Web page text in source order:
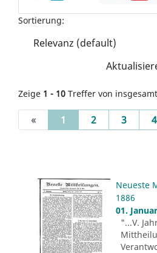
Sortierung:
Zeige 1 - 10 Treffer von insgesamt
« 1 (current)
2 3 4
Neueste
1886
01.
"...V.